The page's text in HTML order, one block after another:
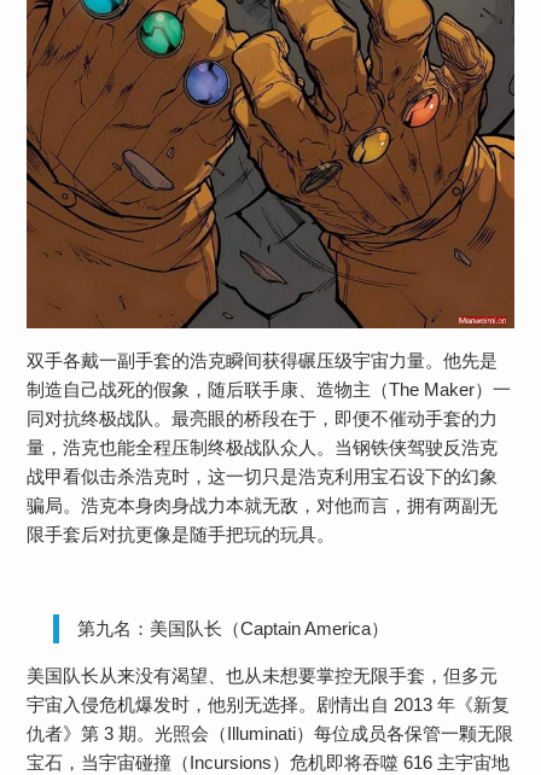
双手各戴一副手套的浩克瞬间获得碾压级宇宙力量。他先是
制造自己战死的假象，随后联手康、造物主（The Maker）一
同对抗终极战队。最亮眼的桥段在于，即便不催动手套的力
量，浩克也能全程压制终极战队众人。当钢铁侠驾驶反浩克
战甲看似击杀浩克时，这一切只是浩克利用宝石设下的幻象
骗局。浩克本身肉身战力本就无敌，对他而言，拥有两副无
限手套后对抗更像是随手把玩的玩具。
第九名：美国队长（Captain America）
美国队长从来没有渴望、也从未想要掌控无限手套，但多元
宇宙入侵危机爆发时，他别无选择。剧情出自 2013 年《新复
仇者》第 3 期。光照会（Illuminati）每位成员各保管一颗无限
宝石，当宇宙碰撞（Incursions）危机即将吞噬 616 主宇宙地